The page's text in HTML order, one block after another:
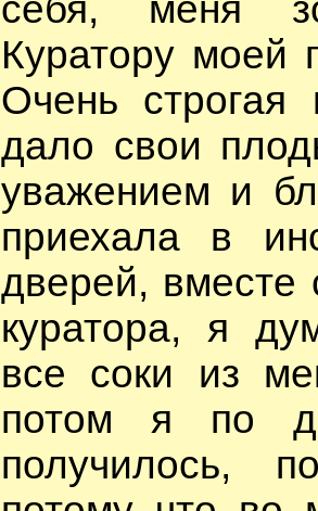
себя, меня
Куратору моей
Очень строгая
дало свои
уважением и
приехала в
дверей,
куратора, я
все соки из
потом я по
получилось,